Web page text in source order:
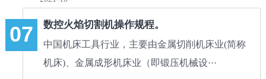
07 数控火焰切割机操作规程。
中国机床工具行业，主要由金属切削机床业(简称
机床)、金属成形机床业（即锻压机械设···